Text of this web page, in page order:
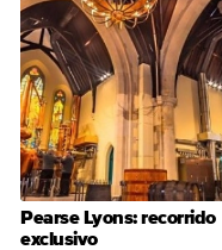
Pearse Lyons: recorrido
exclusivo